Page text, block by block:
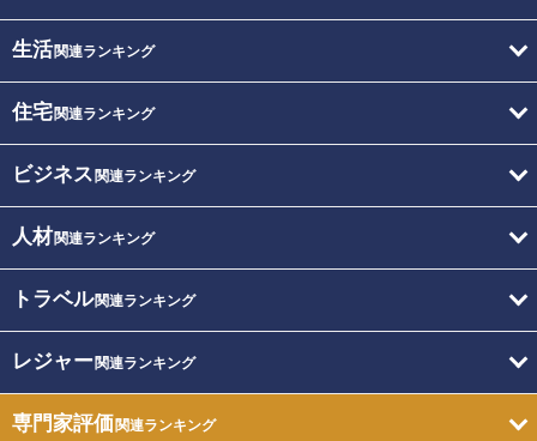
生活関連ランキング
住宅関連ランキング
ビジネス 関連ランキング
人材関連ランキング
トラベル関連ランキング
レジャー関連ランキング
専門家評価関連ランキング